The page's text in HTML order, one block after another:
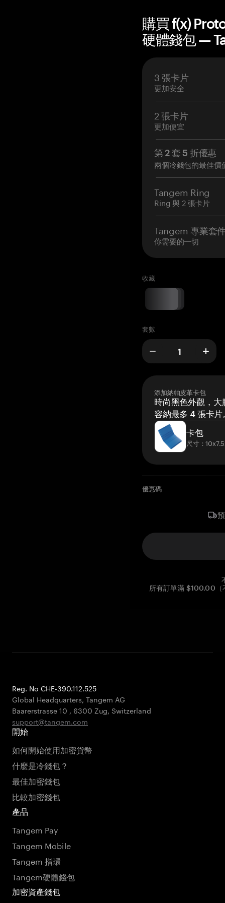
購買 f(x)
硬體錢包 —
3 張卡片
更加安全
2 張卡片
更加便宜
第 2 套 5 折優惠
兩個冷錢包的最佳價
Tangem Ring
Ring 與 2 張卡片
Tangem 專業套
你需要的一切
收藏
套數
添加納帕皮革卡包
時尚黑色外觀，大
容納最多 4 張卡片
卡包
尺寸：
優惠碼
所有訂單滿 $100.00（
Reg. No CHE-390.112.525
Global Headquarters, Tangem AG
Baarerstrasse 10 , 6300 Zug, Switzerland
support@tangem.com
開始
如何開始使用加密貨幣
什麼是冷錢包？
最佳加密錢包
比較加密錢包
產品
Tangem Pay
Tangem Mobile
Tangem 指環
Tangem硬體錢包
加密資產錢包